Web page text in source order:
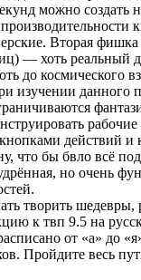
можно создать
Вторая
— хоть реальный
до космического
изучении данного
действий и
что бы бвло всё
но очень
творить шедевры,
к твп 9.5 на
от «а» до
Пройдите весь